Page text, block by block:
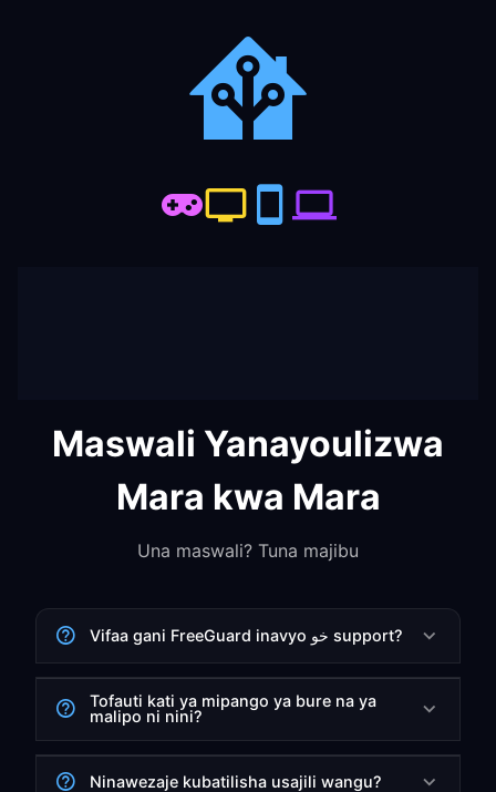
Maswali Yanayoulizwa
Mara kwa Mara
Una maswali? Tuna majibu
Vifaa gani FreeGuard inavyo خو support?
Tofauti kati ya mipango ya bure na ya
malipo ni nini?
Ninawezaje kubatilisha usajili wangu?